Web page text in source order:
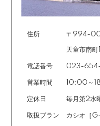
住所 〒994-
天童市南町
電話番号 023-
営業時間 10:00～
定休日 毎月第2水
取扱ブラン カシオ［